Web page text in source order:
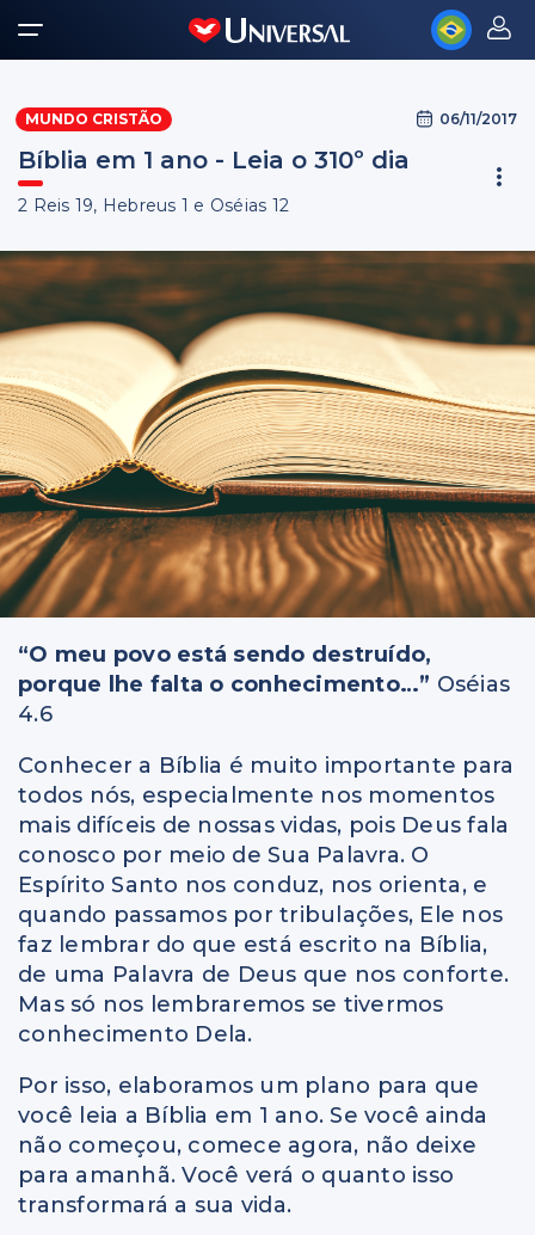
MUNDO CRISTÃO 06/11/2017
Bíblia em 1 ano - Leia o 310º dia
2 Reis 19, Hebreus 1 e Oséias 12
“O meu povo está sendo destruído,
porque lhe falta o conhecimento…” Oséias
4.6
Conhecer a Bíblia é muito importante para
todos nós, especialmente nos momentos
mais difíceis de nossas vidas, pois Deus fala
conosco por meio de Sua Palavra. O
Espírito Santo nos conduz, nos orienta, e
quando passamos por tribulações, Ele nos
faz lembrar do que está escrito na Bíblia,
de uma Palavra de Deus que nos conforte.
Mas só nos lembraremos se tivermos
conhecimento Dela.
Por isso, elaboramos um plano para que
você leia a Bíblia em 1 ano. Se você ainda
não começou, comece agora, não deixe
para amanhã. Você verá o quanto isso
transformará a sua vida.